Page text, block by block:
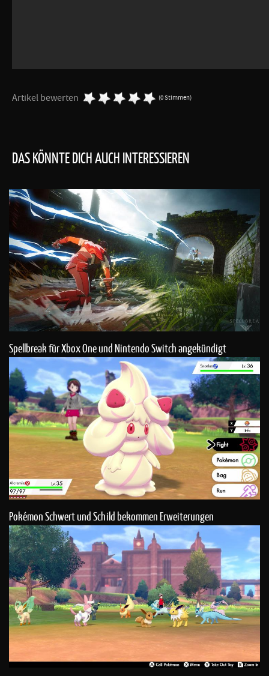
Artikel bewerten (0 Stimmen)
DAS KÖNNTE DICH AUCH INTERESSIEREN
Spellbreak für Xbox One und Nintendo Switch angekündigt
Pokémon Schwert und Schild bekommen Erweiterungen